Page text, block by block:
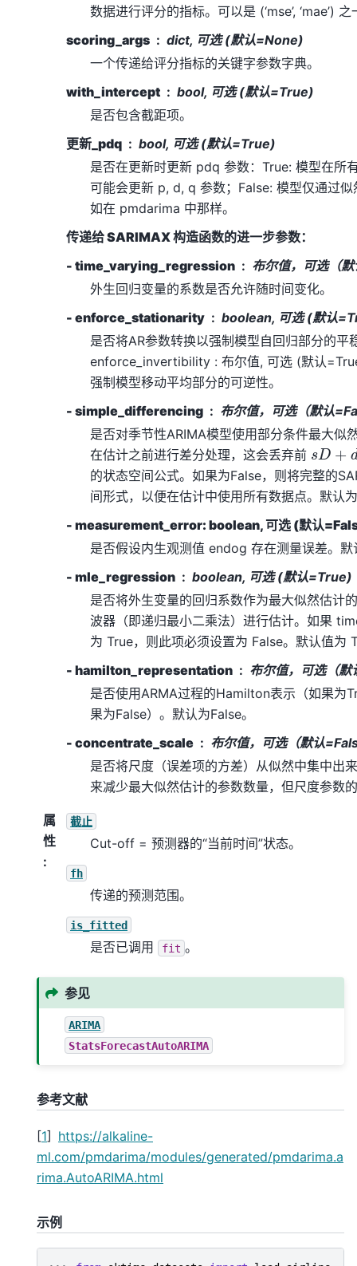
数据进行评分的指标。可以是 (‘mse’, ‘mae’) 之
scoring_args
dict, 可选 (默认=None)
一个传递给评分指标的关键字参数字典。
with_intercept
bool, 可选 (默认=True)
是否包含截距项。
更新_pdq
bool, 可选 (默认=True)
是否在更新时更新 pdq 参数：True: 模型在所
可能会更新 p, d, q 参数；False: 模型仅通过
如在 pmdarima 中那样。
传递给 SARIMAX 构造函数的进一步参数：
- time_varying_regression
布尔值，可选（
外生回归变量的系数是否允许随时间变化。
- enforce_stationarity
boolean, 可选 (默认
是否将AR参数转换以强制模型自回归部分的平
enforce_invertibility : 布尔值, 可选 (默认
强制模型移动平均部分的可逆性。
- simple_differencing
布尔值，可选（默认
是否对季节性ARIMA模型使用部分条件最大似
在估计之前进行差分处理，这会丢弃前 sD+ d
的状态空间公式。如果为False，则将完整的
间形式，以便在估计中使用所有数据点。默认
- measurement_error: boolean, 可选 (默认
是否假设内生观测值 endog 存在测量误差。
- mle_regression
boolean, 可选 (默认=True)
是否将外生变量的回归系数作为最大似然估计
波器（即递归最小二乘法）进行估计。如果
为 True，则此项必须设置为 False。默认值为
- hamilton_representation
布尔值，可选（
是否使用ARMA过程的Hamilton表示（如果为
果为False）。默认为False。
- concentrate_scale
布尔值，可选（默认
是否将尺度（误差项的方差）从似然中集中出
来减少最大似然估计的参数数量，但尺度参数
属
性
:
截止
Cut-off = 预测器的“当前时间”状态。
fh
传递的预测范围。
is_fitted
是否已调用 fit 。
参见
ARIMA
StatsForecastAutoARIMA
参考文献
[1] https://alkaline-
ml.com/pmdarima/modules/generated/pmdarima.a
rima.AutoARIMA.html
示例